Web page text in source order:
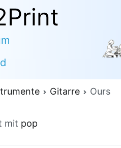
Gitarre Ours
mit pop